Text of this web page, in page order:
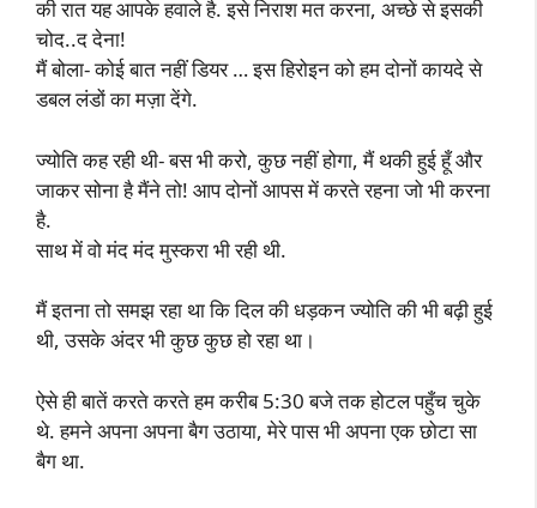
की रात यह आपके हवाले है. इसे निराश मत करना, अच्छे से इसकी
चोद..द देना!
मैं बोला- कोई बात नहीं डियर … इस हिरोइन को हम दोनों कायदे से
डबल लंडों का मज़ा देंगे.
ज्योति कह रही थी- बस भी करो, कुछ नहीं होगा, मैं थकी हुई हूँ और
जाकर सोना है मैंने तो! आप दोनों आपस में करते रहना जो भी करना
है.
साथ में वो मंद मंद मुस्करा भी रही थी.
मैं इतना तो समझ रहा था कि दिल की धड़कन ज्योति की भी बढ़ी हुई
थी, उसके अंदर भी कुछ कुछ हो रहा था।
ऐसे ही बातें करते करते हम करीब 5:30 बजे तक होटल पहुँच चुके
थे. हमने अपना अपना बैग उठाया, मेरे पास भी अपना एक छोटा सा
बैग था.